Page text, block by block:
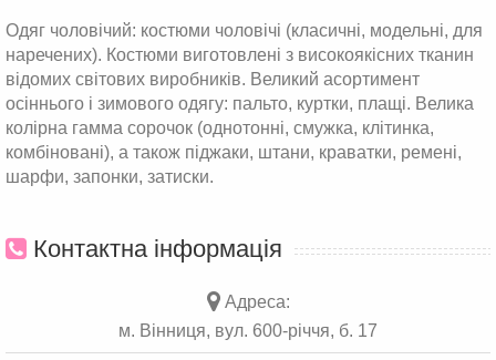
Одяг чоловічий: костюми чоловічі (класичні, модельні, для
наречених). Костюми виготовлені з високоякісних тканин
відомих світових виробників. Великий асортимент
осіннього і зимового одягу: пальто, куртки, плащі. Велика
колірна гамма сорочок (однотонні, смужка, клітинка,
комбіновані), а також піджаки, штани, краватки, ремені,
шарфи, запонки, затиски.
Контактна інформація
Адреса:
м. Вінниця, вул. 600-річчя, б. 17